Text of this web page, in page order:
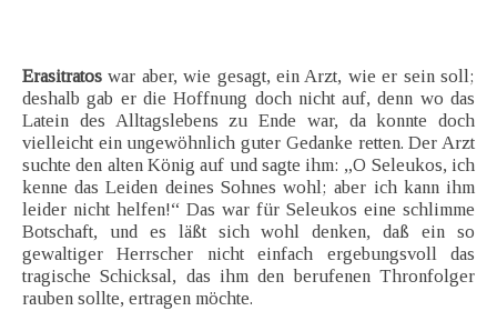
Erasitratos war aber, wie gesagt, ein Arzt, wie er sein soll;
deshalb gab er die Hoffnung doch nicht auf, denn wo das
Latein des Alltagslebens zu Ende war, da konnte doch
vielleicht ein ungewöhnlich guter Gedanke retten. Der Arzt
suchte den alten König auf und sagte ihm: „O Seleukos, ich
kenne das Leiden deines Sohnes wohl; aber ich kann ihm
leider nicht helfen!“ Das war für Seleukos eine schlimme
Botschaft, und es läßt sich wohl denken, daß ein so
gewaltiger Herrscher nicht einfach ergebungsvoll das
tragische Schicksal, das ihm den berufenen Thronfolger
rauben sollte, ertragen möchte.